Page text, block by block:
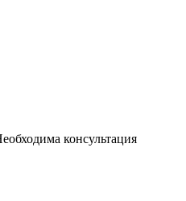
консультация